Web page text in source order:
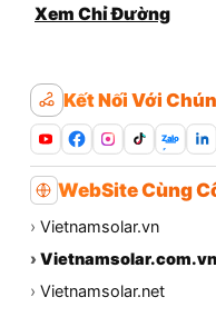
Xem Chỉ Đường
Kết Nối Với
Zalo
WebSite Cùng
› Vietnamsolar.vn
› Vietnamsolar.com.vn
› Vietnamsolar.net